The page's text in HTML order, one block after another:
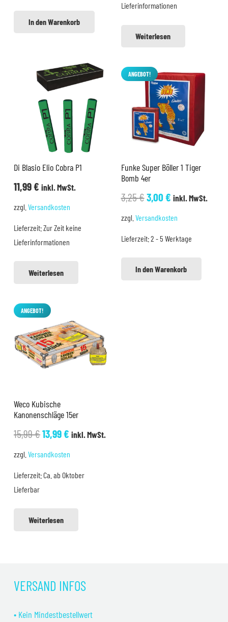
In den Warenkorb
Lieferinformationen
Weiterlesen
Di Blasio Elio Cobra P1
11,99€ inkl. MwSt.
zzgl. Versandkosten
Lieferzeit:Zur Zeit keine
Lieferinformationen
Weiterlesen
ANGEBOT!
Funke Super Böller 1 Tiger
Bomb 4er
3,25€Ursprünglicher
3,25 €
3,00€Aktueller
3,00 €.
inkl. MwSt.
zzgl. Versandkosten
Lieferzeit:2 - 5 Werktage
In den Warenkorb
ANGEBOT!
Weco Kubische
Kanonenschläge 15er
15,99€Ursprünglicher
15,99 €
13,99€Aktueller
13,99 €.
inkl. MwSt.
zzgl. Versandkosten
Lieferzeit: Ca. ab Oktober
Lieferbar
Weiterlesen
VERSAND INFOS
• Kein Mindestbestellwert